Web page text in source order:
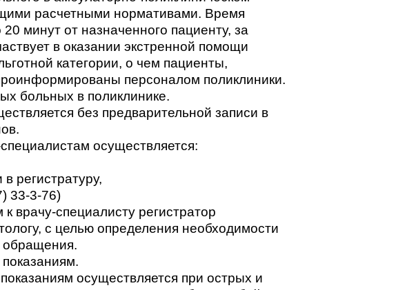
расчетными нормативами. Время
минут от назначенного пациенту, за
в оказании экстренной помощи
категории, о чем пациенты,
персоналом поликлиники.
больных в поликлинике.
без предварительной записи в
осуществляется:
регистратуру,
33-3-76)
врачу-специалисту регистратор
с целью определения необходимости
обращения.
осуществляется при острых и